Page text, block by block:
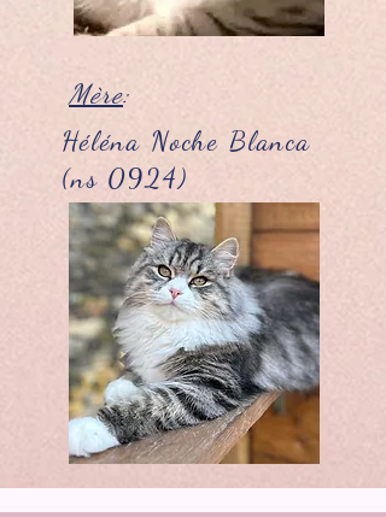
Mère:
Héléna Noche Blanca
(ns 0924)